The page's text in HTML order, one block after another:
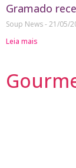
Gramado
Soup News 21/05/
Leia mais